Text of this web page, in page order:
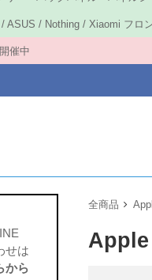
ASUS / Nothing / Xiaomi フロ
催中
全商品
Apple
せは
から